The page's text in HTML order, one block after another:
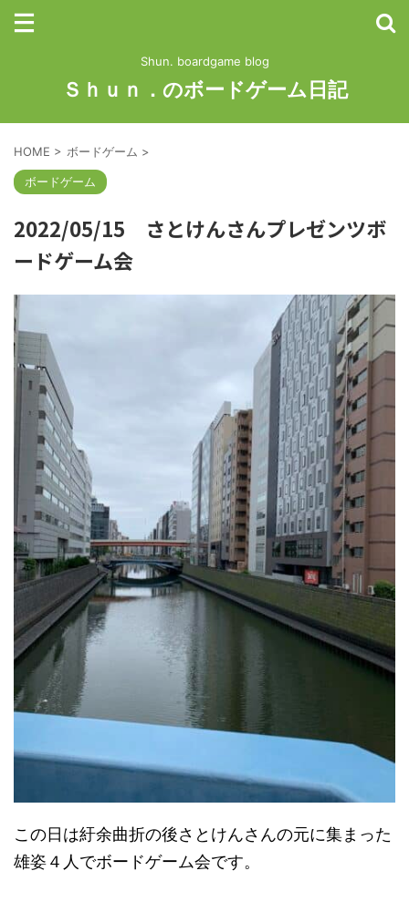
Shun. boardgame blog
Ｓｈｕｎ．のボードゲーム日記
HOME > ボードゲーム >
ボードゲーム
2022/05/15 さとけんさんプレゼンツボ
ードゲーム会
この日は紆余曲折の後さとけんさんの元に集まった
雄姿４人でボードゲーム会です。